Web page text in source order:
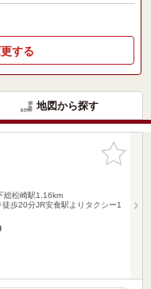
する
地図から探す
お気に入
りに追加
総松崎駅1.16km
歩20分JR安食駅よりタクシー1